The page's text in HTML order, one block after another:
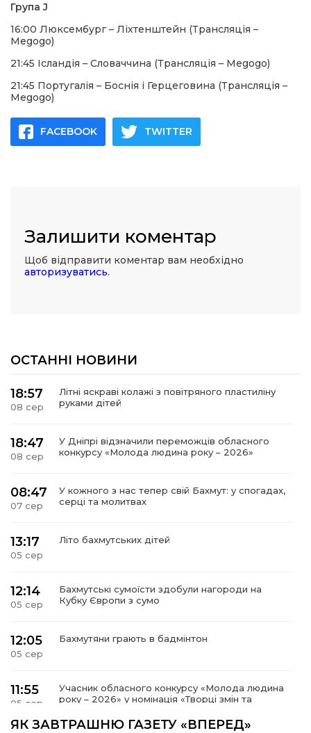
Група J
16:00 Люксембург – Ліхтенштейн (Трансляція –
Megogo)
21:45 Ісландія – Словаччина (Трансляція – Megogo)
21:45 Португалія – Боснія і Герцеговина (Трансляція –
Megogo)
FACEBOOK TWITTER
Залишити коментар
Щоб відправити коментар вам необхідно
авторизуватись.
ОСТАННІ НОВИНИ
18:57
08 сер
Літні яскраві колажі з повітряного пластиліну
руками дітей
18:47
08 сер
У Дніпрі відзначили переможців обласного
конкурсу «Молода людина року – 2026»
08:47
07 сер
У кожного з нас тепер свій Бахмут: у спогадах,
серці та молитвах
13:17
05 сер
Літо бахмутських дітей
12:14
05 сер
Бахмутські сумоїсти здобули нагороди на
Кубку Європи з сумо
12:05
05 сер
Бахмутяни грають в бадмінтон
11:55
05 сер
Учасник обласного конкурсу «Молода людина
року – 2026» у номінація «Творці змін та
ЯК ЗАВТРАШНЮ ГАЗЕТУ «ВПЕРЕД»